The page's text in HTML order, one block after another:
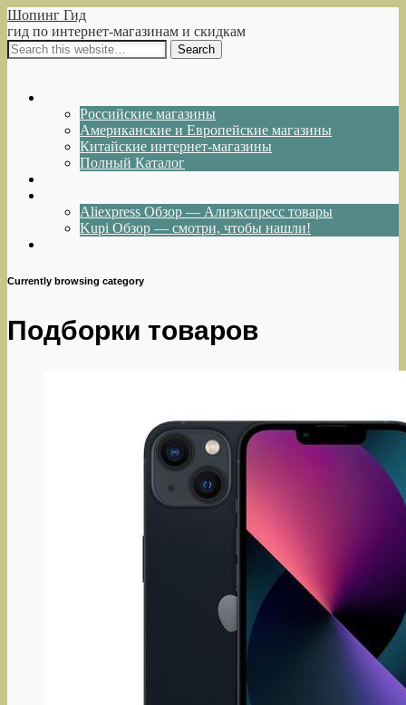
Шопинг Гид
гид по интернет-магазинам и скидкам
Российские магазины
Американские и Европейские магазины
Китайские интернет-магазины
Полный Каталог
Aliexpress Обзор — Алиэкспресс товары
Kupi Обзор — смотри, чтобы нашли!
Currently browsing category
Подборки товаров